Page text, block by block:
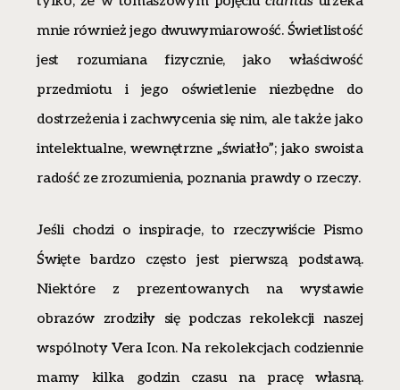
mnie również jego dwuwymiarowość. Świetlistość
jest rozumiana fizycznie, jako właściwość
przedmiotu i jego oświetlenie niezbędne do
dostrzeżenia i zachwycenia się nim, ale także jako
intelektualne, wewnętrzne „światło”; jako swoista
radość ze zrozumienia, poznania prawdy o rzeczy.
Jeśli chodzi o inspiracje, to rzeczywiście Pismo
Święte bardzo często jest pierwszą podstawą.
Niektóre z prezentowanych na wystawie
obrazów zrodziły się podczas rekolekcji naszej
wspólnoty Vera Icon. Na rekolekcjach codziennie
mamy kilka godzin czasu na pracę własną.